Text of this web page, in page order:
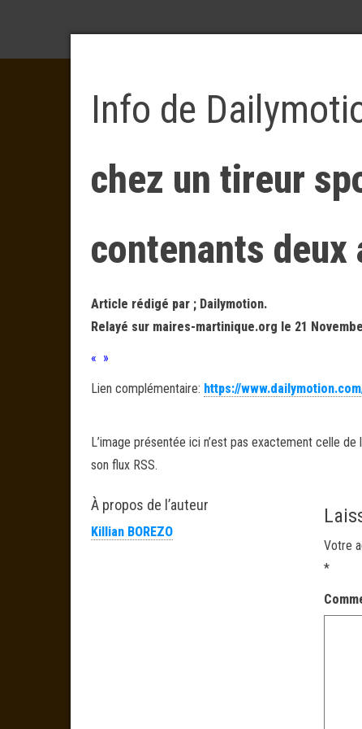
Info de
chez un tireur
contenants
Article rédigé par ; Dailymotion.
Relayé sur maires-martinique.org le 21
« »
Lien complémentaire: https://
L’image présentée ici n’est pas exactement celle
son flux RSS.
À propos de l’auteur
Killian BOREZO
Votre
*